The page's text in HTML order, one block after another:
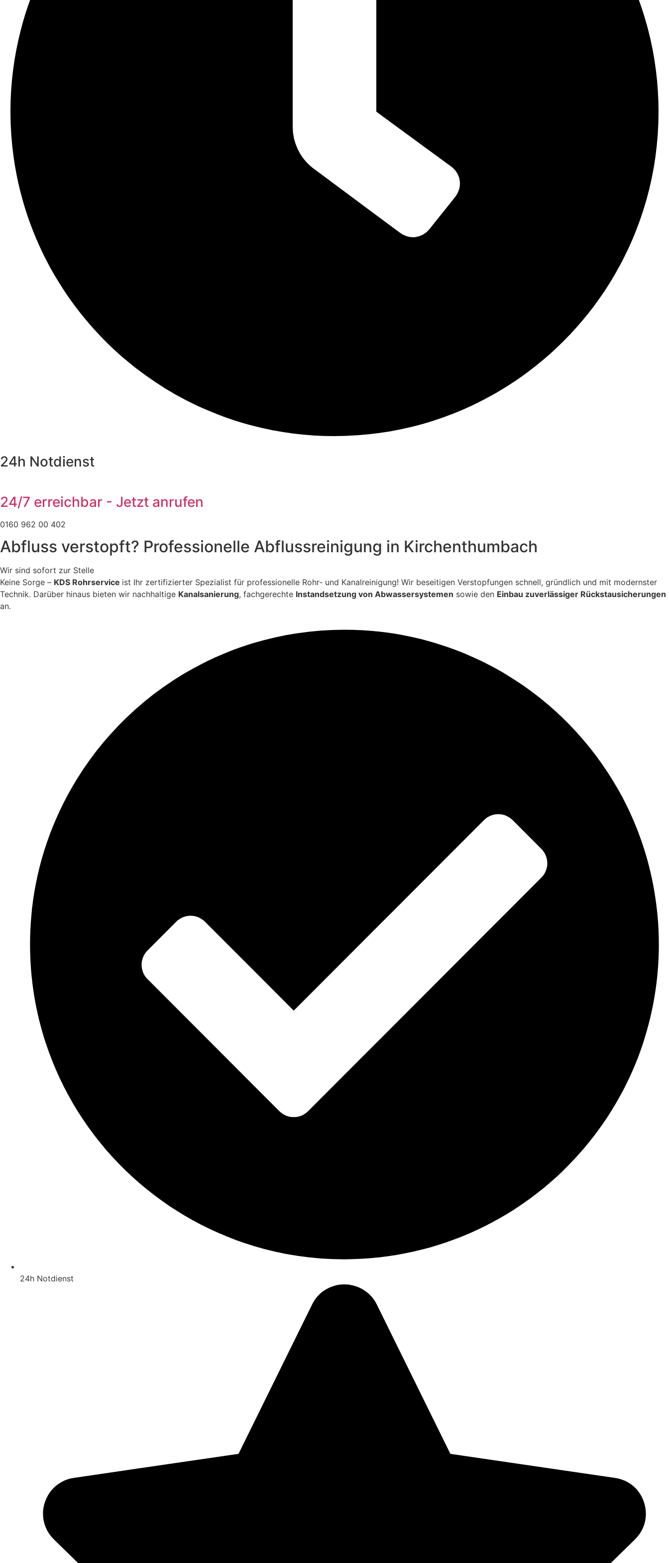
24h Notdienst
24/7 erreichbar - Jetzt anrufen
0160 962 00 402
Abfluss verstopft? Professionelle Abflussreinigung in Kirchenthumbach
Wir sind sofort zur Stelle
Keine Sorge – KDS Rohrservice ist Ihr zertifizierter Spezialist für professionelle Rohr- und Kanalreinigung! Wir beseitigen Verstopfungen schnell, gründlich und mit modernster
Technik. Darüber hinaus bieten wir nachhaltige Kanalsanierung, fachgerechte Instandsetzung von Abwassersystemen sowie den Einbau zuverlässiger Rückstausicherungen
an.
24h Notdienst